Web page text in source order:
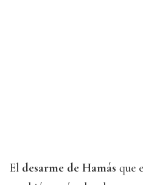
El desarme de Hamás que